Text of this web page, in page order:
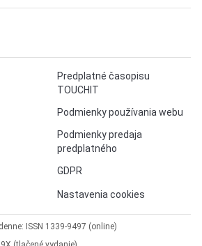
Predplatné časopisu
TOUCHIT
Podmienky používania webu
Podmienky predaja
predplatného
GDPR
Nastavenia cookies
ISSN 1339-9497 (online)